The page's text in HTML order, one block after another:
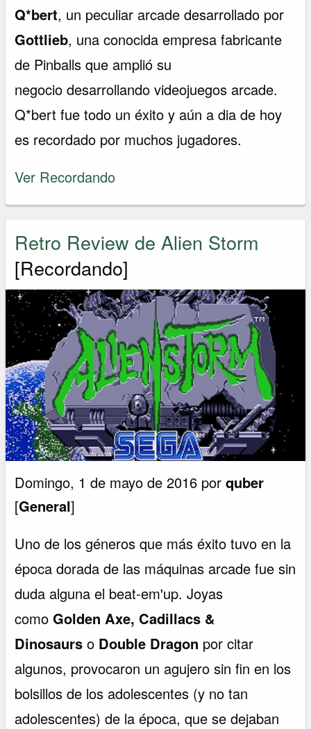
Q*bert, un peculiar arcade desarrollado por
Gottlieb, una conocida empresa fabricante
de Pinballs que amplió su
negocio desarrollando videojuegos arcade.
Q*bert fue todo un éxito y aún a dia de hoy
es recordado por muchos jugadores.
Ver Recordando
Retro Review de Alien Storm
[Recordando]
Domingo, 1 de mayo de 2016 porquber
[General]
Uno de los géneros que más éxito tuvo en la
época dorada de las máquinas arcade fue sin
duda alguna el beat-em'up. Joyas
comoGolden Axe, Cadillacs &
Dinosaurso Double Dragon por citar
algunos, provocaron un agujero sin fin en los
bolsillos de los adolescentes (y no tan
adolescentes) de la época, que se dejaban